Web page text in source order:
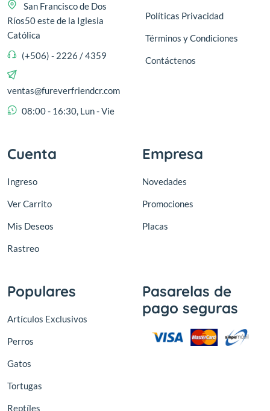
San Francisco de Dos
Ríos50 este de la Iglesia
Católica
(+506) - 2226 / 4359
ventas@fureverfriendcr.com
08:00 - 16:30, Lun - Vie
Políticas Privacidad
Términos y Condiciones
Contáctenos
Cuenta
Ingreso
Ver Carrito
Mis Deseos
Rastreo
Empresa
Novedades
Promociones
Placas
Populares
Artículos Exclusivos
Perros
Gatos
Tortugas
Reptíles
Pasarelas de
pago seguras